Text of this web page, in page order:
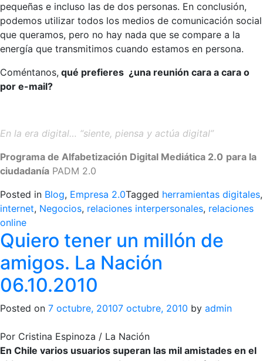
pequeñas e incluso las de dos personas. En conclusión,
podemos utilizar todos los medios de comunicación social
que queramos, pero no hay nada que se compare a la
energía que transmitimos cuando estamos en persona.
Coméntanos, qué prefieres ¿una reunión cara a cara o
por e-mail?
En la era digital… “siente, piensa y actúa digital”
Programa de Alfabetización Digital Mediática 2.0 para la
ciudadanía PADM 2.0
Posted in Blog, Empresa 2.0Tagged herramientas digitales,
internet, Negocios, relaciones interpersonales, relaciones
online
Quiero tener un millón de
amigos. La Nación
06.10.2010
Posted on 7 octubre, 20107 octubre, 2010 by admin
Por Cristina Espinoza / La Nación
En Chile varios usuarios superan las mil amistades en el